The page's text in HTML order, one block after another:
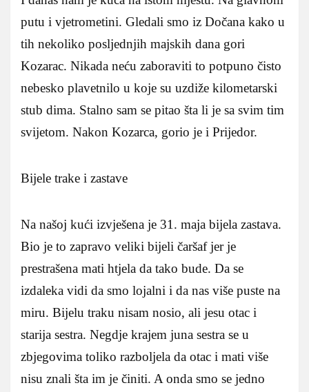
putu i vjetrometini. Gledali smo iz Dočana kako u
tih nekoliko posljednjih majskih dana gori
Kozarac. Nikada neću zaboraviti to potpuno čisto
nebesko plavetnilo u koje su uzdiže kilometarski
stub dima. Stalno sam se pitao šta li je sa svim tim
svijetom. Nakon Kozarca, gorio je i Prijedor.
Bijele trake i zastave
Na našoj kući izvješena je 31. maja bijela zastava.
Bio je to zapravo veliki bijeli čaršaf jer je
prestrašena mati htjela da tako bude. Da se
izdaleka vidi da smo lojalni i da nas više puste na
miru. Bijelu traku nisam nosio, ali jesu otac i
starija sestra. Negdje krajem juna sestra se u
zbjegovima toliko razboljela da otac i mati više
nisu znali šta im je činiti. A onda smo se jedno